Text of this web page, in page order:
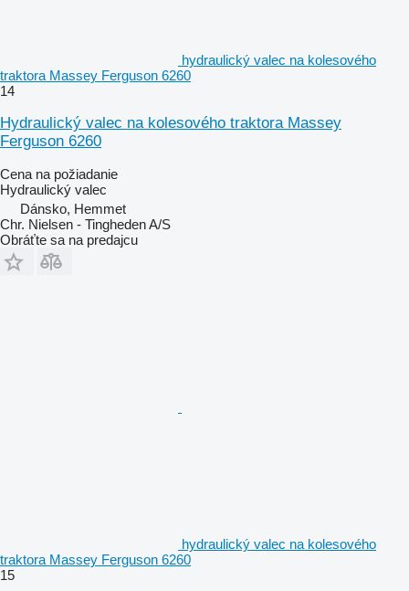
hydraulický valec na kolesového
traktora Massey Ferguson 6260
14
Hydraulický valec na kolesového traktora Massey
Ferguson 6260
Cena na požiadanie
Hydraulický valec
Dánsko, Hemmet
Chr. Nielsen - Tingheden A/S
Obráťte sa na predajcu
hydraulický valec na kolesového
traktora Massey Ferguson 6260
15